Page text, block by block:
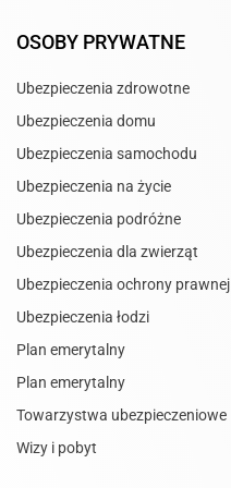
OSOBY PRYWATNE
Ubezpieczenia zdrowotne
Ubezpieczenia domu
Ubezpieczenia samochodu
Ubezpieczenia na życie
Ubezpieczenia podróżne
Ubezpieczenia dla zwierząt
Ubezpieczenia ochrony prawnej
Ubezpieczenia łodzi
Plan emerytalny
Plan emerytalny
Towarzystwa ubezpieczeniowe
Wizy i pobyt